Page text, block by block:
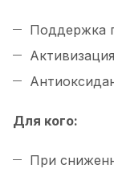
Поддержка
Для кого:
При